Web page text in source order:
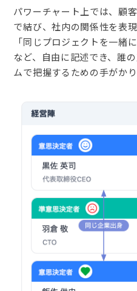
パワーチャート上では、顧
で結び、社内の関係性を表
「同じプロジェクトを一緒
など、自由に記述でき、誰
ムで把握するための手がかり